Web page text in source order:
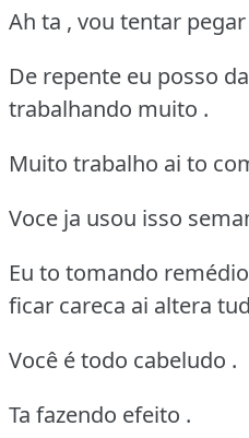
Ah ta , vou tentar
De repente eu posso
trabalhando muito .
Muito trabalho ai to
Voce ja usou isso
Eu to tomando
ficar careca ai altera
Você é todo cabeludo .
Ta fazendo efeito .